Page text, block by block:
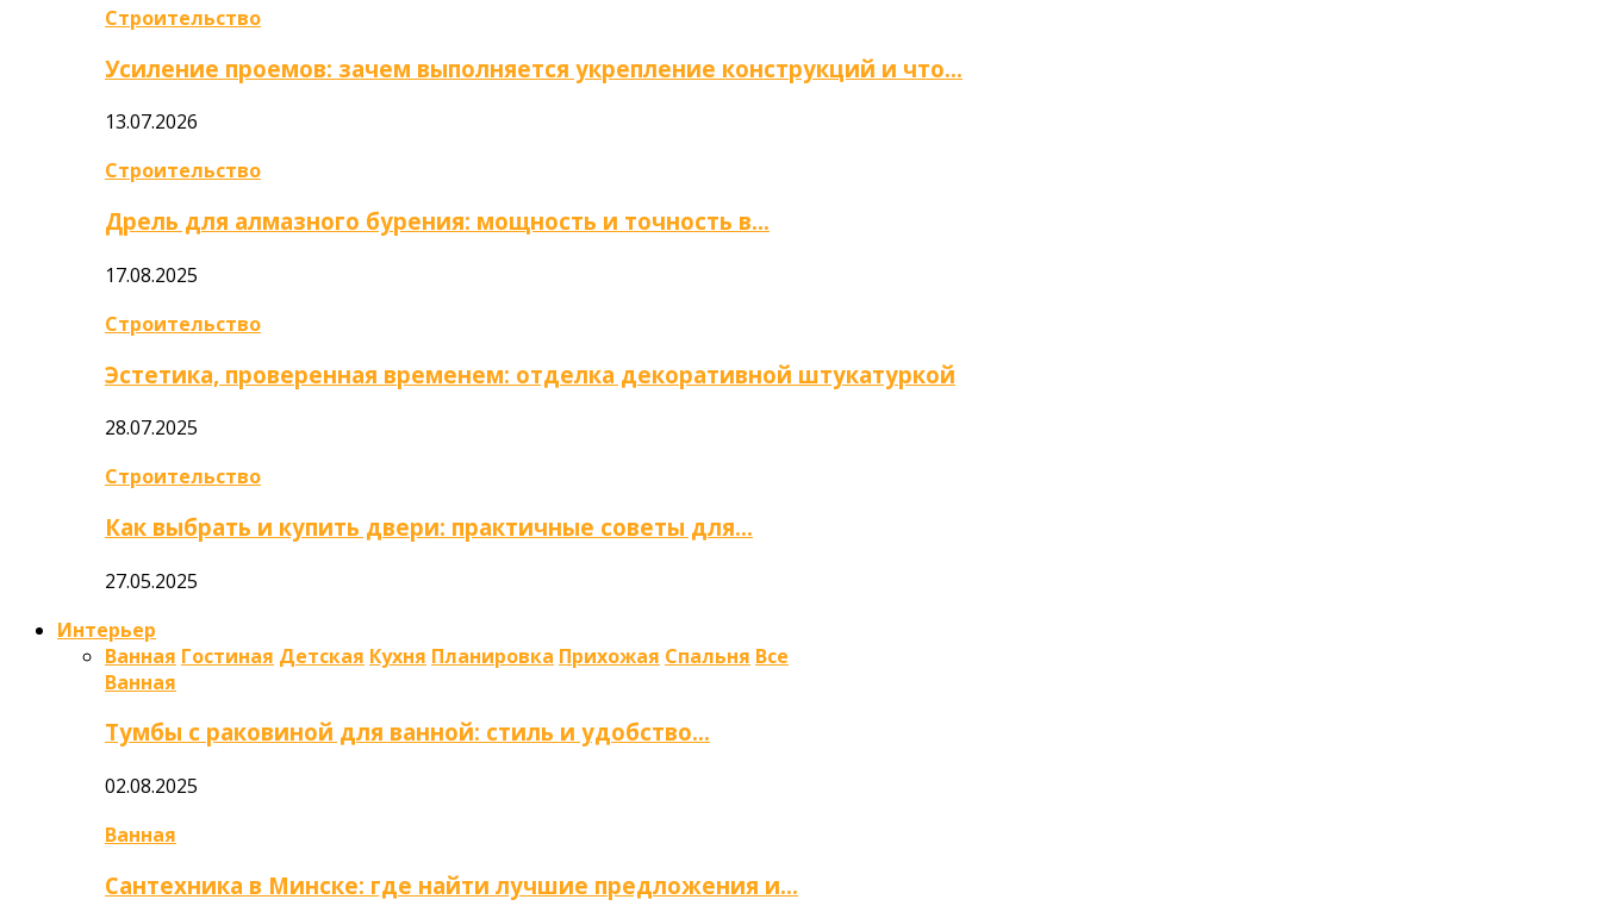
Строительство
Усиление проемов: зачем выполняется укрепление конструкций и что…
13.07.2026
Строительство
Дрель для алмазного бурения: мощность и точность в…
17.08.2025
Строительство
Эстетика, проверенная временем: отделка декоративной штукатуркой
28.07.2025
Строительство
Как выбрать и купить двери: практичные советы для…
27.05.2025
Интерьер
Ванная Гостиная Детская Кухня Планировка Прихожая Спальня Все
Ванная
Тумбы с раковиной для ванной: стиль и удобство…
02.08.2025
Ванная
Сантехника в Минске: где найти лучшие предложения и…